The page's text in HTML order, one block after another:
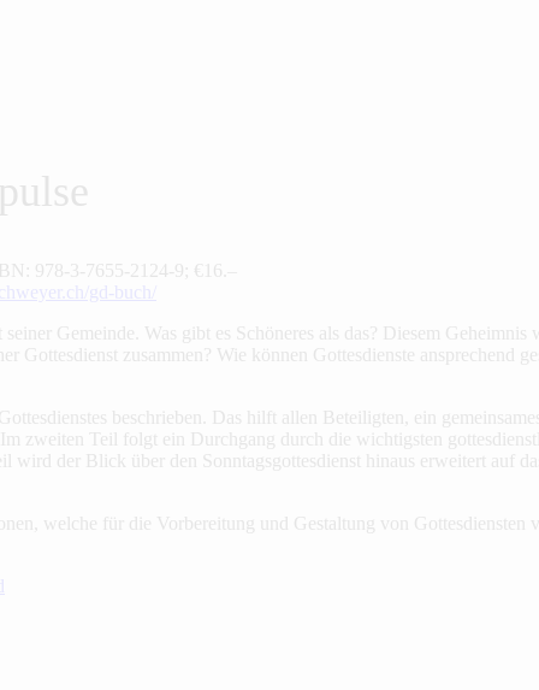
978-3-7655-2124-9; €16.–
gd-buch/
Gemeinde. Was gibt es Schöneres als das? Diesem
zusammen? Wie können Gottesdienste ansprechend
beschrieben. Das hilft allen Beteiligten, ein
zweiten Teil folgt ein Durchgang durch die wichtigsten
wird der Blick über den Sonntagsgottesdienst hinaus erweitert auf
welche für die Vorbereitung und Gestaltung von